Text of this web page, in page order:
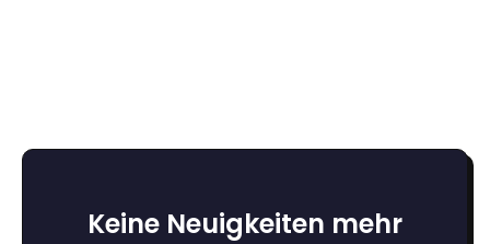
Keine Neuigkeiten mehr